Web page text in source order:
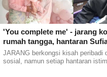
'You complete me' - jarang
rumah tangga, hantaran
buat Rania Al Sadat curi
JARANG berkongsi kisah peribadi
sosial, namun setiap hantaran